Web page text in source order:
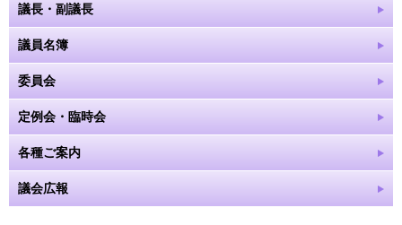
議長・副議長
議員名簿
委員会
定例会・臨時会
各種ご案内
議会広報